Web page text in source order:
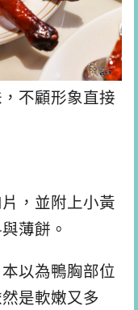
不顧形象直接
，並附上小黃
薄餅。
以為鴨胸部位
是軟嫩又多